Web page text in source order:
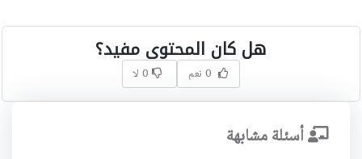
هل كان المحتوى مفيد؟
0 نعم 0 لا
أسئلة مشابهة